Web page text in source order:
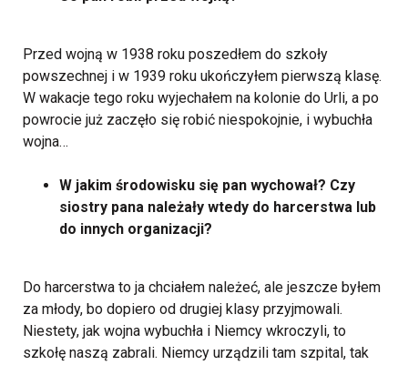
Przed wojną w 1938 roku poszedłem do szkoły
powszechnej i w 1939 roku ukończyłem pierwszą klasę.
W wakacje tego roku wyjechałem na kolonie do Urli, a po
powrocie już zaczęło się robić niespokojnie, i wybuchła
wojna…
W jakim środowisku się pan wychował? Czy
siostry pana należały wtedy do harcerstwa lub
do innych organizacji?
Do harcerstwa to ja chciałem należeć, ale jeszcze byłem
za młody, bo dopiero od drugiej klasy przyjmowali.
Niestety, jak wojna wybuchła i Niemcy wkroczyli, to
szkołę naszą zabrali. Niemcy urządzili tam szpital, tak